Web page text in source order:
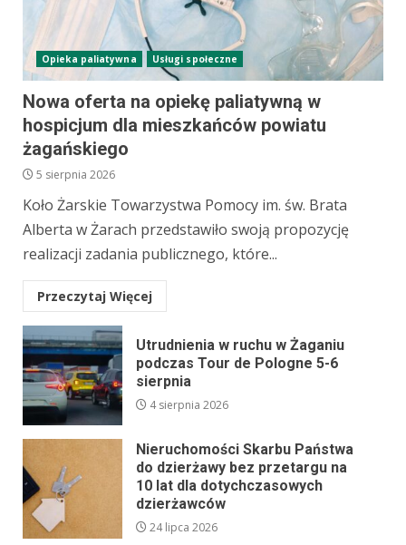
Opieka paliatywna Usługi społeczne
Nowa oferta na opiekę paliatywną w
hospicjum dla mieszkańców powiatu
żagańskiego
5 sierpnia 2026
Koło Żarskie Towarzystwa Pomocy im. św. Brata
Alberta w Żarach przedstawiło swoją propozycję
realizacji zadania publicznego, które...
Przeczytaj Więcej
Utrudnienia w ruchu w Żaganiu
podczas Tour de Pologne 5-6
sierpnia
4 sierpnia 2026
Nieruchomości Skarbu Państwa
do dzierżawy bez przetargu na
10 lat dla dotychczasowych
dzierżawców
24 lipca 2026